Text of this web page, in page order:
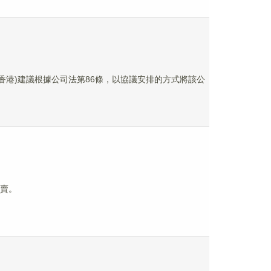
)建議根據公司法第86條，以協議安排的方式將該公
。